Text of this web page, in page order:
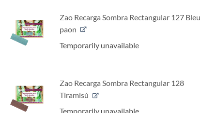
Zao Recarga Sombra Rectangular 127 Bleu
paon
Temporarily unavailable
Zao Recarga Sombra Rectangular 128
Tiramisú
Temporarily unavailable